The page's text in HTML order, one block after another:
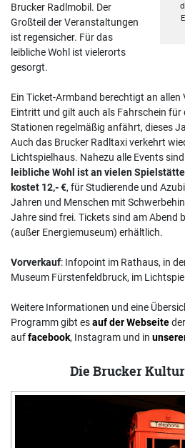
Brucker Radlmobil. Der
Großteil der Veranstaltungen
ist regensicher. Für das
leibliche Wohl ist vielerorts
gesorgt.
Ein Ticket-Armband berechtigt an
Eintritt und gilt auch als Fahrschein für
Stationen regelmäßig anfährt, dieses
Auch das Brucker Radltaxi verkehrt
Lichtspielhaus. Nahezu alle Events
leibliche Wohl ist an vielen
kostet 12,- €, für Studierende und
Jahren und Menschen mit
Jahre sind frei. Tickets sind am Abend
(außer Energiemuseum) erhältlich.
Vorverkauf: Infopoint im Rathaus, in
Museum Fürstenfeldbruck, im
Weitere Informationen und eine
Programm gibt esauf der Webseite
auffacebook, Instagram und in
Die Brucker